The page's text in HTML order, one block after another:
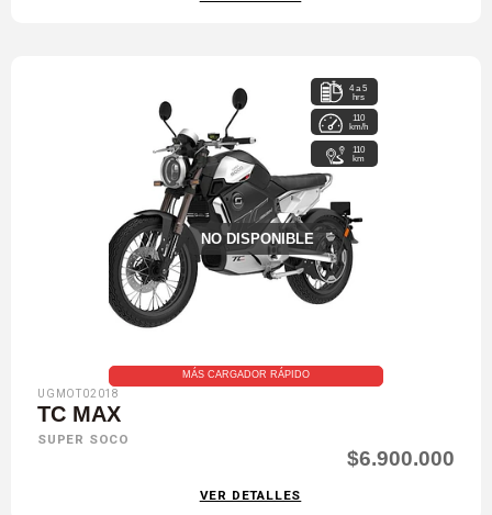
NO DISPONIBLE
4 a 5
hrs
110
km/h
110
km
MÁS CARGADOR RÁPIDO
UGMOT02018
TC MAX
SUPER SOCO
$6.900.000
VER DETALLES